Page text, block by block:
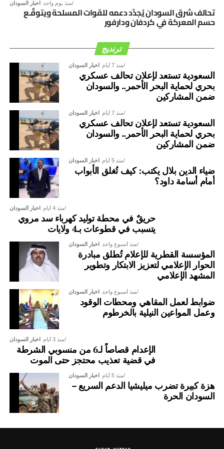
اخبار السودان منذ يوم واحد
تحالف شرق السودان يُجدِّد دعمه للقوات المسلحة ويتوقّـع
حسم المعركة في كردفان ودارفور
ترنديج
اخبار السودان منذ 7 أيام
السعودية تستعد لإعلان تحالف عسكري
بحري لحماية البحر الأحمر.. والسودان
ضمن المشاركين
اخبار السودان منذ 7 أيام
السعودية تستعد لإعلان تحالف عسكري
بحري لحماية البحر الأحمر.. والسودان
ضمن المشاركين
اخبار السودان منذ 5 أيام
ضياء الدين بلال يكتب: كيف تُغلق الأبواب
أمام أسامة داود؟
اخبار السودان منذ 4 أيام
حريقٌ في محطة توليد كهرباء سد مروي
يتسبب في قطوعات بـ4 ولايات
اخبار السودان منذ أسبوع واحد
المؤسسة القطرية للإعلام تُطلق مبادرة
الحوار الإعلامي لتعزيز الابتكار وتطوير
المشهد الإعلامي
اخبار السودان منذ أسبوع واحد
ضوابط لعمل المقاهي ومحطات الوقود
وعمل المواعين النيلية بالخرطوم
اخبار السودان منذ 3 أيام
الإعدام قصاصاً لـ6 من منسوبي الشرطة
في قضية تعذيب محتجز حتى الموت
اخبار السودان منذ 5 أيام
هزة كبيرة تضرب ميليشيا الدعم السريع –
السودان الحرة